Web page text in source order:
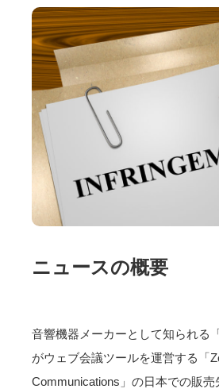
ニュースの概要
音響機器メーカーとして知られる
がウェブ会議ツールを運営する「
Communications」の日本での販